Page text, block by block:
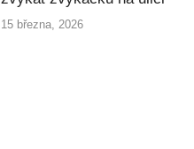
15 března, 2026